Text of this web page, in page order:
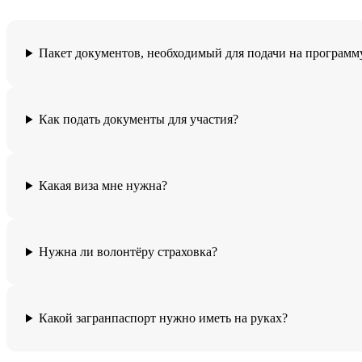
Пакет документов, необходимый для подачи на
Как подать документы для участия?
Какая виза мне нужна?
Нужна ли волонтёру страховка?
Какой загранпаспорт нужно иметь на руках?